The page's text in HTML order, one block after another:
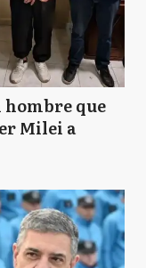
hombre que
Milei a